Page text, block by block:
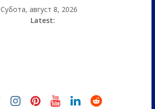
Субота, август 8, 2026
Latest: